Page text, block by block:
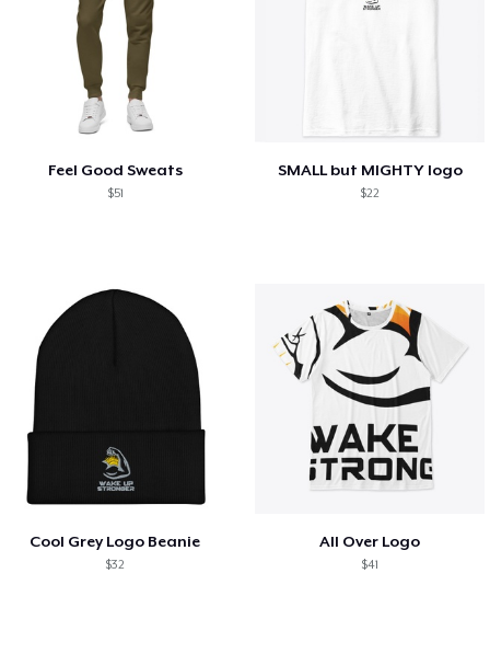
Feel Good Sweats
$51
SMALL but MIGHTY logo
$22
Cool Grey Logo Beanie
$32
All Over Logo
$41